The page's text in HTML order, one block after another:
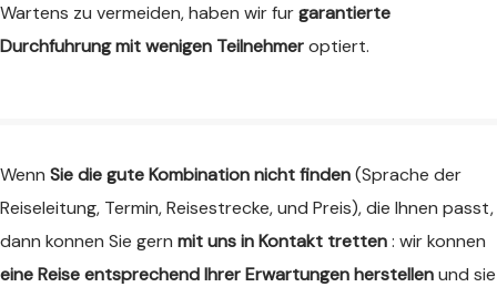
Wartens zu vermeiden, haben wir furgarantierte
Durchfuhrung mit wenigen Teilnehmeroptiert.
Wenn Sie die gute Kombination nicht finden(Sprache der
Reiseleitung, Termin, Reisestrecke, und Preis), die Ihnen passt,
dann konnen Sie gern mit uns in Kontakt tretten: wir konnen
eine Reise entsprechend Ihrer Erwartungen herstellenund sie